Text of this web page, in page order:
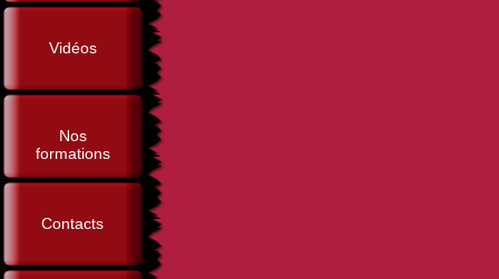
Vidéos
Nos
formations
Contacts